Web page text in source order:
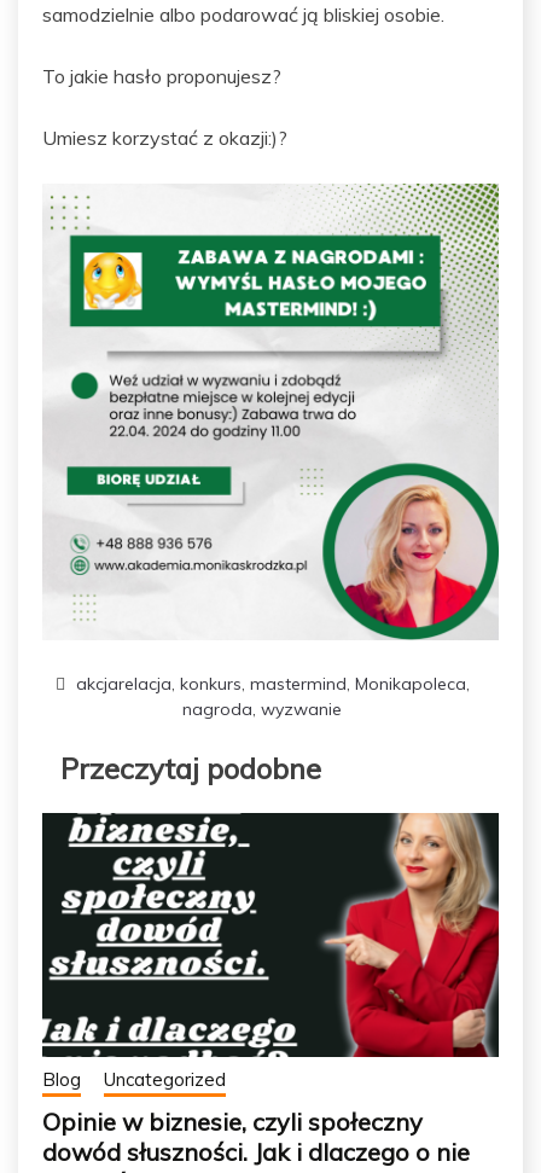
samodzielnie albo podarować ją bliskiej osobie.
To jakie hasło proponujesz?
Umiesz korzystać z okazji:)?
akcjarelacja, konkurs, mastermind, Monikapoleca,
nagroda, wyzwanie
Przeczytaj podobne
Blog Uncategorized
Opinie w biznesie, czyli społeczny
dowód słuszności. Jak i dlaczego o nie